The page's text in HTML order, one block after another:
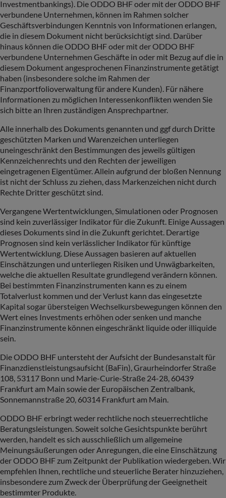
Investmentbankings). Die ODDO BHF oder mit der ODDO BHF
verbundene Unternehmen, können im Rahmen solcher
Geschäftsverbindungen Kenntnis von Informationen erlangen,
die in diesem Dokument nicht berücksichtigt sind. Darüber
hinaus können die ODDO BHF oder mit der ODDO BHF
verbundene Unternehmen Geschäfte in oder mit Bezug auf die in
diesem Dokument angesprochenen Finanzinstrumente getätigt
haben (insbesondere solche im Rahmen der
Finanzportfolioverwaltung für andere Kunden). Für nähere
Informationen zu möglichen Interessenkonflikten wenden Sie
sich bitte an Ihren zuständigen Ansprechpartner.
Alle innerhalb des Dokuments genannten und ggf durch Dritte
geschützten Marken und Warenzeichen unterliegen
uneingeschränkt den Bestimmungen des jeweils gültigen
Kennzeichenrechts und den Rechten der jeweiligen
eingetragenen Eigentümer. Allein aufgrund der bloßen Nennung
ist nicht der Schluss zu ziehen, dass Markenzeichen nicht durch
Rechte Dritter geschützt sind.
Vergangene Wertentwicklungen, Simulationen oder Prognosen
sind kein zuverlässiger Indikator für die Zukunft. Einige Aussagen
dieses Dokuments sind in die Zukunft gerichtet. Derartige
Prognosen sind kein verlässlicher Indikator für künftige
Wertentwicklung. Diese Aussagen basieren auf aktuellen
Einschätzungen und unterliegen Risiken und Unwägbarkeiten,
welche die aktuellen Resultate grundlegend verändern können.
Bei bestimmten Finanzinstrumenten kann es zu einem
Totalverlust kommen und der Verlust kann das eingesetzte
Kapital sogar übersteigen Wechselkursbewegungen können den
Wert eines Investments erhöhen oder senken und manche
Finanzinstrumente können eingeschränkt liquide oder illiquide
sein.
Die ODDO BHF untersteht der Aufsicht der Bundesanstalt für
Finanzdienstleistungsaufsicht (BaFin), Graurheindorfer Straße
108, 53117 Bonn und Marie-Curie-Straße 24-28, 60439
Frankfurt am Main sowie der Europäischen Zentralbank,
Sonnemannstraße 20, 60314 Frankfurt am Main.
ODDO BHF erbringt weder rechtliche noch steuerrechtliche
Beratungsleistungen. Soweit solche Gesichtspunkte berührt
werden, handelt es sich ausschließlich um allgemeine
Meinungsäußerungen oder Anregungen, die eine Einschätzung
der ODDO BHF zum Zeitpunkt der Publikation wiedergeben. Wir
empfehlen Ihnen, rechtliche und steuerliche Berater hinzuziehen,
insbesondere zum Zweck der Überprüfung der Geeignetheit
bestimmter Produkte.